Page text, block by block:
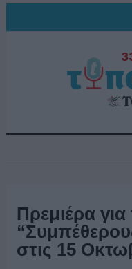
Πρεμιέρα για
στις 15